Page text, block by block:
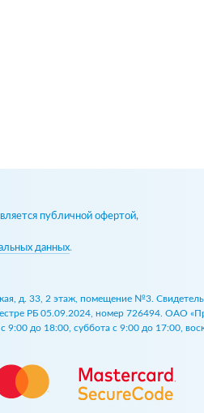
публичной офертой,
данных.
д. 33, 2 этаж, помещение №3.
РБ 05.09.2024, номер 726494. ОАО
до 18:00, суббота с 9:00 до 17:00,